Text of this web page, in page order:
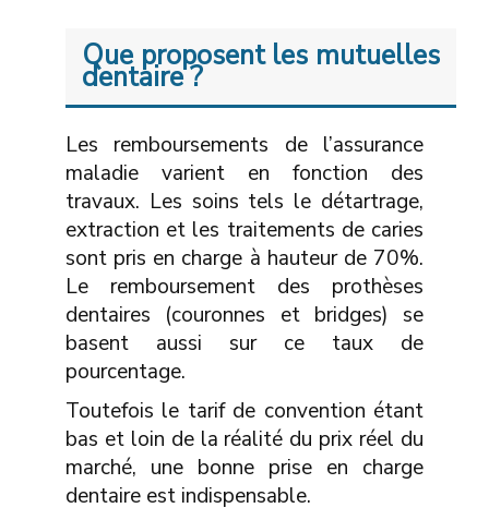
Que proposent les mutuelles
dentaire ?
Les remboursements de l’assurance
maladie varient en fonction des
travaux. Les soins tels le détartrage,
extraction et les traitements de caries
sont pris en charge à hauteur de 70%.
Le remboursement des prothèses
dentaires (couronnes et bridges) se
basent aussi sur ce taux de
pourcentage.
Toutefois le tarif de convention étant
bas et loin de la réalité du prix réel du
marché, une bonne prise en charge
dentaire est indispensable.